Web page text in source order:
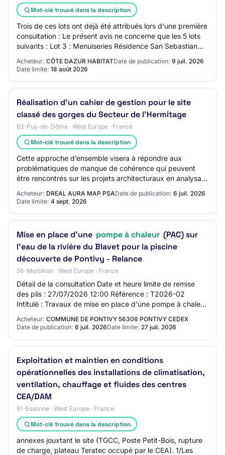
Mot-clé trouvé dans la description
Trois de ces lots ont déjà été attribués lors d'une première
consultation : Le présent avis ne concerne que les 5 lots
suivants : Lot 3 : Menuiseries Résidence San Sebastian
Lot 4 : Menuiseries hors…
Acheteur: CÔTE DAZUR HABITATDate de publication: 9 juil. 2026
Date limite: 18 août 2026
Réalisation d’un cahier de gestion pour le site
classé des gorges du Secteur de l’Hermitage
63-Puy-de-Dôme · West Europe · France
Mot-clé trouvé dans la description
Cette approche d’ensemble visera à répondre aux
problématiques de manque de cohérence qui peuvent
être rencontrés sur les projets architecturaux en analysant
Acheteur: DREAL AURA MAP PSADate de publication: 6 juil. 2026
Date limite: 4 sept. 2026
Mise en place d'une pompe à chaleur (PAC) sur
l’eau de la rivière du Blavet pour la piscine
découverte de Pontivy - Relance
56-Morbihan · West Europe · France
Détail de la consultation Date et heure limite de remise
des plis : 27/07/2026 12:00 Référence : T2026-02
Intitulé : Travaux de mise en place d'une pompe à chaleur
Acheteur: COMMUNE DE PONTIVY 56306 PONTIVY CEDEX
Date de publication: 6 juil. 2026Date limite: 27 juil. 2026
Exploitation et maintien en conditions
opérationnelles des installations de climatisation,
ventilation, chauffage et fluides des centres
CEA/DAM
91-Essonne · West Europe · France
Mot-clé trouvé dans la description
annexes jouxtant le site (TGCC, Poste Petit-Bois, rupture
de charge, plateau Teratec occupé par le CEA). 1/Les